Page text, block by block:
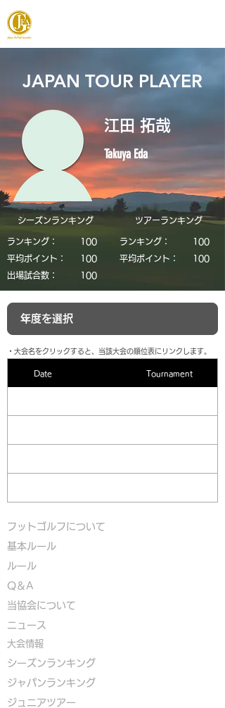
JAPAN TOUR PLAYER
江田 拓哉
Takuya Eda
シーズンランキング
ランキング：
​100
平均ポイント：
​100
​出場試合数：
​100
​ツアーランキング
ランキング：
​100
平均ポイント：
​100
​・大会名をクリックすると、当該大会の順位表にリンクします。
Date Tournament
フットゴルフについて
基本ルール
ルール
Q＆A
​当協会について
​ニュース
大会情報
シーズンランキング
ジャパンランキング
ジュニアツアー